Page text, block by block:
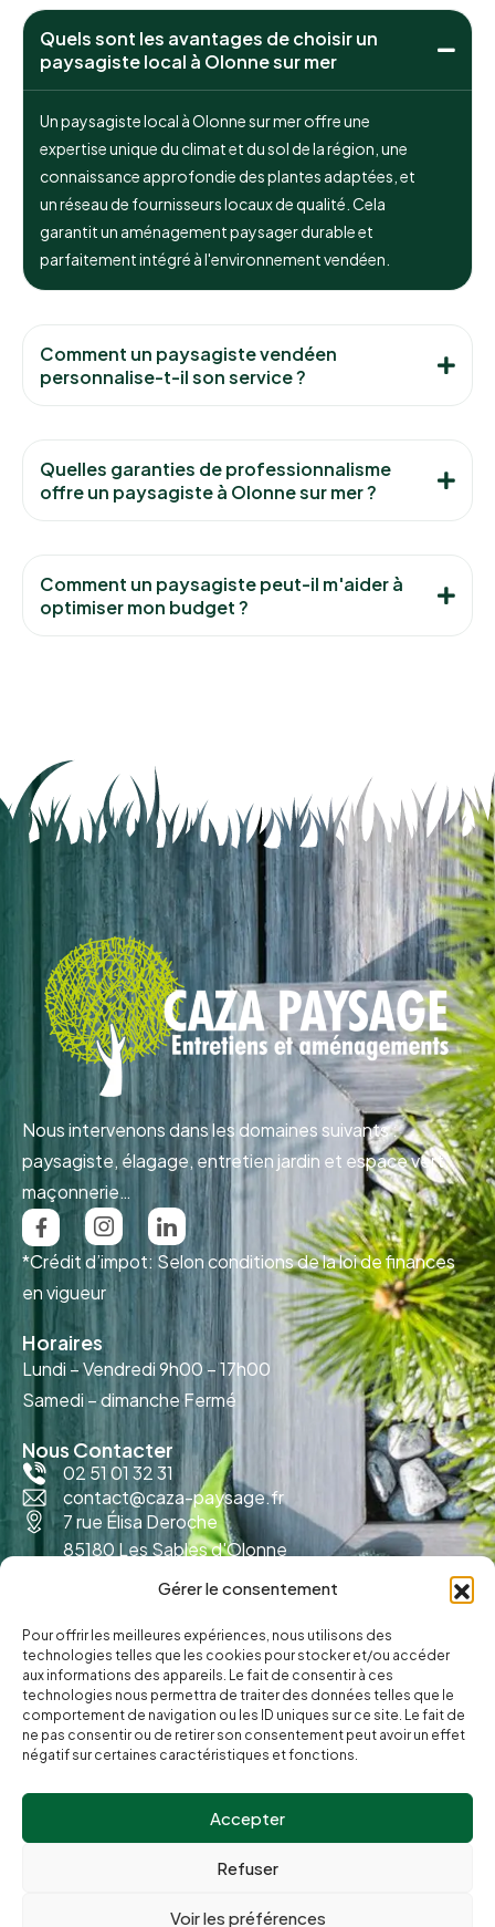
Gérer le consentement
Pour offrir les meilleures expériences, nous utilisons des
technologies telles que les cookies pour stocker et/ou accéder
aux informations des appareils. Le fait de consentir à ces
technologies nous permettra de traiter des données telles que le
comportement de navigation ou les ID uniques sur ce site. Le fait de
ne pas consentir ou de retirer son consentement peut avoir un effet
négatif sur certaines caractéristiques et fonctions.
Accepter
Refuser
Voir les préférences
Quels sont les avantages de choisir un
paysagiste local à Olonne sur mer
Un paysagiste local à Olonne sur mer offre une
expertise unique du climat et du sol de la région, une
connaissance approfondie des plantes adaptées, et
un réseau de fournisseurs locaux de qualité. Cela
garantit un aménagement paysager durable et
parfaitement intégré à l'environnement vendéen.
Comment un paysagiste vendéen
personnalise-t-il son service ?
Quelles garanties de professionnalisme
offre un paysagiste à Olonne sur mer ?
Comment un paysagiste peut-il m'aider à
optimiser mon budget ?
Nous intervenons dans les domaines suivants :
paysagiste, élagage, entretien jardin et espace vert,
maçonnerie…
*Crédit d’impot: Selon conditions de la loi de finances
en vigueur
Horaires
Lundi – Vendredi9h00 – 17h00
Samedi – dimanche Fermé
Nous Contacter
02 51 01 32 31
contact@caza-paysage.fr
7 rue Élisa Deroche
85180 Les Sables d'Olonne
Mentions légales